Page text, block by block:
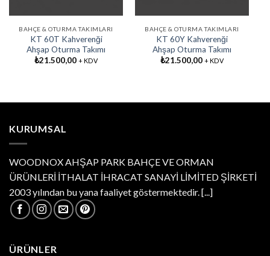
BAHÇE & OTURMA TAKIMLARI
KT 60T Kahverenği
Ahşap Oturma Takımı
₺21.500,00 + KDV
BAHÇE & OTURMA TAKIMLARI
KT 60Y Kahverenği
Ahşap Oturma Takımı
₺21.500,00 + KDV
KURUMSAL
WOODNOX AHŞAP PARK BAHÇE VE ORMAN
ÜRÜNLERİ İTHALAT İHRACAT SANAYİ LİMİTED ŞİRKETİ
2003 yılından bu yana faaliyet göstermektedir.[...]
ÜRÜNLER